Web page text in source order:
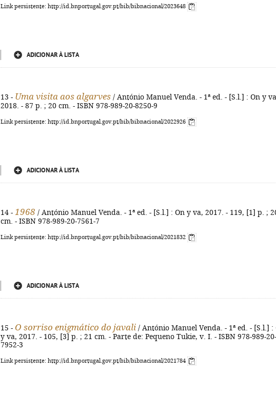
Link persistente: http://id.bnportugal.gov.pt/bib/bibnacional/2023648
ADICIONAR À LISTA
13 - Uma visita aos algarves / António Manuel Venda. - 1ª ed. - [S.l.] : On y
2018. - 87 p. ; 20 cm. - ISBN 978-989-20-8250-9
Link persistente: http://id.bnportugal.gov.pt/bib/bibnacional/2022926
ADICIONAR À LISTA
14 - 1968 / António Manuel Venda. - 1ª ed. - [S.l.] : On y va, 2017. - 119, [1] p. ;
cm. - ISBN 978-989-20-7561-7
Link persistente: http://id.bnportugal.gov.pt/bib/bibnacional/2021832
ADICIONAR À LISTA
15 - O sorriso enigmático do javali / António Manuel Venda. - 1ª ed. - [S.l.] :
y va, 2017. - 105, [3] p. ; 21 cm. - Parte de: Pequeno Tukie, v. I. - ISBN 978-989-20-
7952-3
Link persistente: http://id.bnportugal.gov.pt/bib/bibnacional/2021784